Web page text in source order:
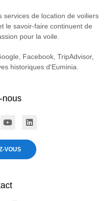
services de location de voiliers
le savoir-faire continuent de
pour la voile.
Facebook, TripAdvisor,
historiques d'Euminia.
nous
on Facebook
VELA on X
ABA VELA on YouTube
ABA VELA on
VOUS